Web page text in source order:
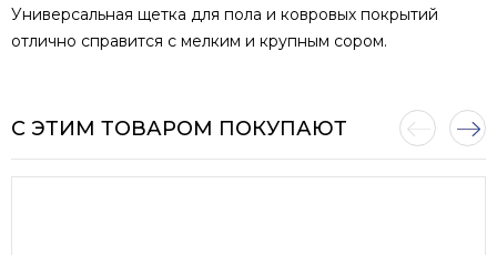
Универсальная щетка для пола и ковровых покрытий
отлично справится с мелким и крупным сором.
С ЭТИМ ТОВАРОМ ПОКУПАЮТ